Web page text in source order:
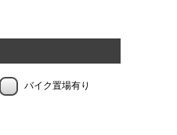
バイク置場有り